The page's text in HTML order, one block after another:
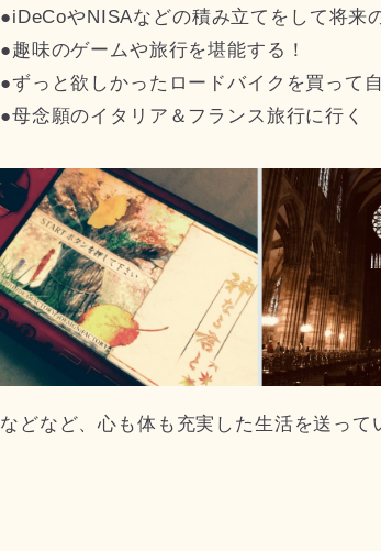
●iDeCoやNISAなどの積み立てをして将来
●趣味のゲームや旅行を堪能する！
●ずっと欲しかったロードバイクを買って
●母念願のイタリア＆フランス旅行に行く
などなど、心も体も充実した生活を送って